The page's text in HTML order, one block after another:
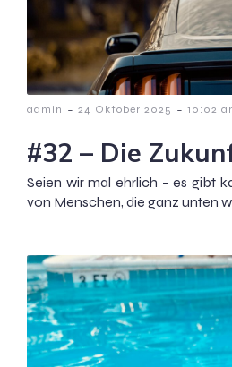
admin - 24 Oktober 2025 - 10:02
#32 – Die
Seien wir mal ehrlich – es gibt
von Menschen, die ganz unten